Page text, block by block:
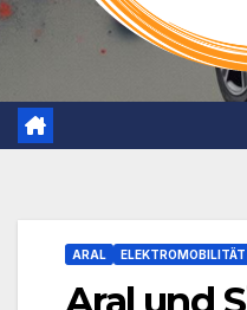
ARAL ELEKTROMOBILITÄT